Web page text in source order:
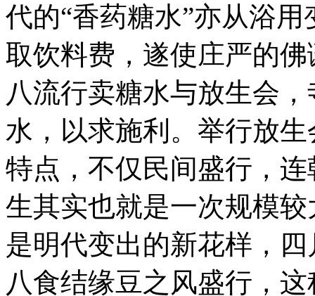
代的“香药糖水”亦从浴
取饮料费，遂使庄严的
八流行卖糖水与放生会
水，以求施利。举行放
特点，不仅民间盛行，
生其实也就是一次规模
是明代变出的新花样，
八食结缘豆之风盛行，